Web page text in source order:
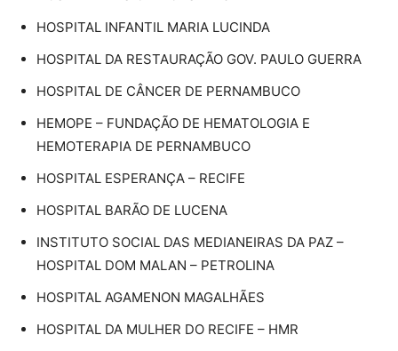
HOSPITAL INFANTIL MARIA LUCINDA
HOSPITAL DA RESTAURAÇÃO GOV. PAULO GUERRA
HOSPITAL DE CÂNCER DE PERNAMBUCO
HEMOPE – FUNDAÇÃO DE HEMATOLOGIA E
HEMOTERAPIA DE PERNAMBUCO
HOSPITAL ESPERANÇA – RECIFE
HOSPITAL BARÃO DE LUCENA
INSTITUTO SOCIAL DAS MEDIANEIRAS DA PAZ –
HOSPITAL DOM MALAN – PETROLINA
HOSPITAL AGAMENON MAGALHÃES
HOSPITAL DA MULHER DO RECIFE – HMR